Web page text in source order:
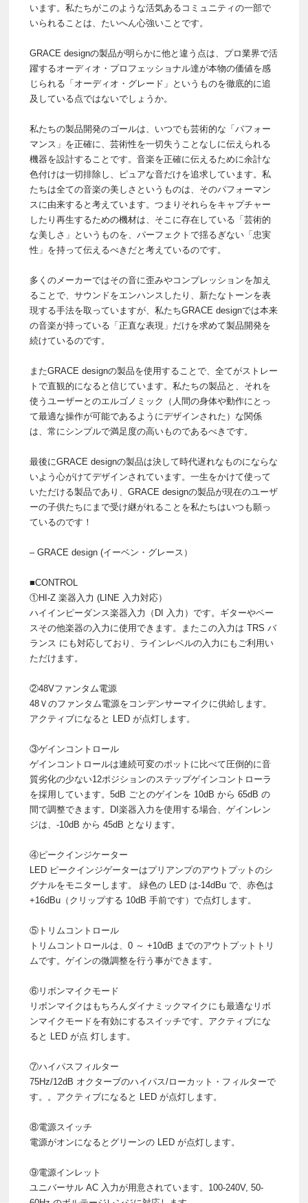
います。私たちがこのような活気あるコミュニティの一部で
いられることは、たいへん心強いことです。
GRACE designの製品が明らかに他と違う点は、プロ業界で活
躍するオーディオ・プロフェッショナル達が本物の価値を感
じられる「オーディオ・グレード」というものを徹底的に追
及している点ではないでしょうか。
私たちの製品開発のゴールは、いつでも芸術的な「パフォー
マンス」を正確に、芸術性を一切失うことなしに伝えられる
機器を設計することです。音楽を正確に伝えるために余計な
色付けは一切排除し、ピュアな音だけを追求しています。私
たちは全ての音楽の美しさというものは、そのパフォーマン
スに由来すると考えています。つまりそれらをキャプチャー
したり再生するための機材は、そこに存在している「芸術的
な美しさ」というものを、パーフェクトで揺るぎない「忠実
性」を持って伝えるべきだと考えているのです。
多くのメーカーではその音に歪みやコンプレッションを加え
ることで、サウンドをエンハンスしたり、新たなトーンを表
現する手法を取っていますが、私たちGRACE designでは本来
の音楽が持っている「正直な表現」だけを求めて製品開発を
続けているのです。
またGRACE designの製品を使用することで、全てがストレー
トで直観的になると信じています。私たちの製品と、それを
使うユーザーとのエルゴノミック（人間の身体や動作にとっ
て最適な操作が可能であるようにデザインされた）な関係
は、常にシンプルで満足度の高いものであるべきです。
最後にGRACE designの製品は決して時代遅れなものにならな
いよう心がけてデザインされています。一生をかけて使って
いただける製品であり、GRACE designの製品が現在のユーザ
ーの子供たちにまで受け継がれることを私たちはいつも願っ
ているのです！
– GRACE design (イーベン・グレース）
■CONTROL
①HI-Z 楽器入力 (LINE 入力対応）
ハイインピーダンス楽器入力（DI 入力）です。ギターやベー
スその他楽器の入力に使用できます。またこの入力は TRS バ
ランス にも対応しており、ラインレベルの入力にもご利用い
ただけます。
②48Vファンタム電源
48Ｖのファンタム電源をコンデンサーマイクに供給します。
アクティブになると LED が点灯します。
③ゲインコントロール
ゲインコントロールは連続可変のポットに比べて圧倒的に音
質劣化の少ない12ポジションのステップゲインコントローラ
を採用しています。5dB ごとのゲインを 10dB から 65dB の
間で調整できます。DI楽器入力を使用する場合、ゲインレン
ジは、-10dB から 45dB となります。
④ピークインジケーター
LED ピークインジゲーターはプリアンプのアウトプットのシ
グナルをモニターします。 緑色の LED は-14dBu で、赤色は
+16dBu（クリップする 10dB 手前です）で点灯します。
⑤トリムコントロール
トリムコントロールは、0 ～ +10dB までのアウトプットトリ
ムです。ゲインの微調整を行う事ができます。
⑥リボンマイクモード
リボンマイクはもちろんダイナミックマイクにも最適なリボ
ンマイクモードを有効にするスイッチです。アクティブにな
ると LED が点 灯します。
⑦ハイパスフィルター
75Hz/12dB オクターブのハイパス/ローカット・フィルターで
す。。アクティブになると LED が点灯します。
⑧電源スイッチ
電源がオンになるとグリーンの LED が点灯します。
⑨電源インレット
ユニバーサル AC 入力が用意されています。100-240V, 50-